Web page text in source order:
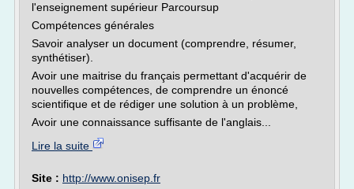
l'enseignement supérieur Parcoursup
Compétences générales
Savoir analyser un document (comprendre, résumer,
synthétiser).
Avoir une maitrise du français permettant d'acquérir de
nouvelles compétences, de comprendre un énoncé
scientifique et de rédiger une solution à un problème,
Avoir une connaissance suffisante de l'anglais...
Lire la suite
Site : http://www.onisep.fr